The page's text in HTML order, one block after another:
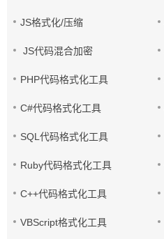
JS格式化/压缩
JS代码混合加密
PHP代码格式化工具
C#代码格式化工具
SQL代码格式化工具
Ruby代码格式化工具
C++代码格式化工具
VBScript格式化工具